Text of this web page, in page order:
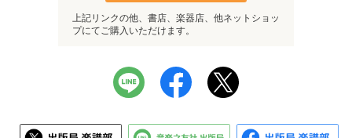
上記リンクの他、書店、楽器店、他ネットショッ
プにてご購入いただけます。